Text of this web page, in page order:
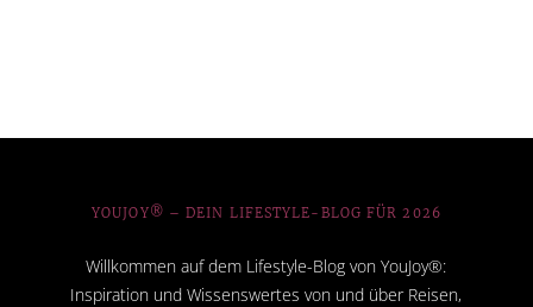
YOUJOY® – DEIN LIFESTYLE-BLOG FÜR 2026
Willkommen auf dem Lifestyle-Blog von YouJoy®:
Inspiration und Wissenswertes von und über Reisen,